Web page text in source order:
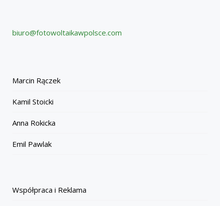
biuro@fotowoltaikawpolsce.com
Marcin Rączek
Kamil Stoicki
Anna Rokicka
Emil Pawlak
Współpraca i Reklama